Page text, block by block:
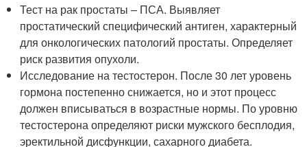
Тест на рак простаты – ПСА. Выявляет
простатический специфический антиген, характерный
для онкологических патологий простаты. Определяет
риск развития опухоли.
Исследование на тестостерон. После 30 лет уровень
гормона постепенно снижается, но и этот процесс
должен вписываться в возрастные нормы. По уровню
тестостерона определяют риски мужского бесплодия,
эректильной дисфункции, сахарного диабета.